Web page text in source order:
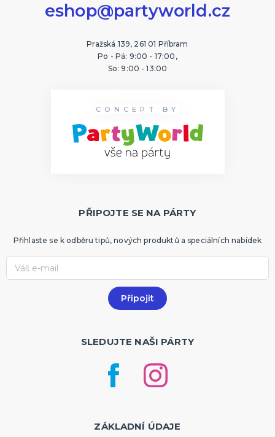
eshop@partyworld.cz
Pražská 139, 261 01 Příbram
Po - Pá: 9:00 - 17:00,
So: 9:00 - 13:00
CONCEPT BY
PŘIPOJTE SE NA PÁRTY
Přihlaste se k odběru tipů, nových produktů a speciálních nabídek
SLEDUJTE NAŠI PÁRTY
ZÁKLADNÍ ÚDAJE